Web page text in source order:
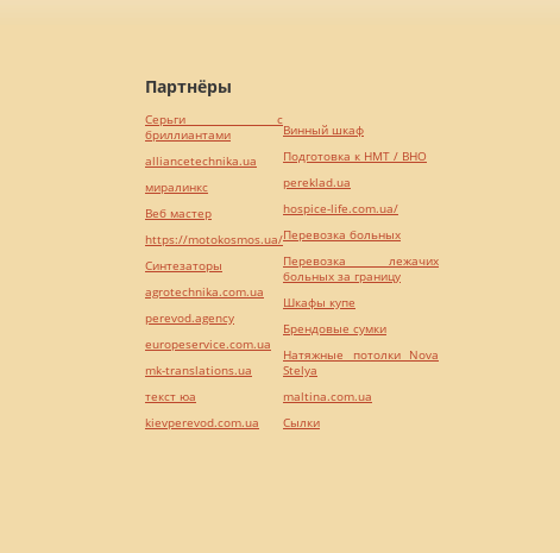
Партнёры
Серьги с
бриллиантами
alliancetechnika.ua
миралинкс
Веб мастер
https://motokosmos.ua/
Синтезаторы
agrotechnika.com.ua
perevod.agency
europeservice.com.ua
mk-translations.ua
текст юа
kievperevod.com.ua
Винный шкаф
Подготовка к НМТ / ВНО
pereklad.ua
hospice-life.com.ua/
Перевозка больных
Перевозка лежачих
больных за границу
Шкафы купе
Брендовые сумки
Натяжные потолки Nova
Stelya
maltina.com.ua
Cылки